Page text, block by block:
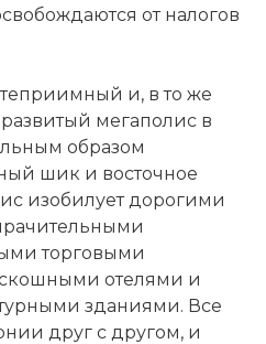
от налогов
и, в то же
мегаполис в
образом
шик и восточное
изобилует дорогими
торговыми
отелями и
зданиями. Все
друг с другом, и